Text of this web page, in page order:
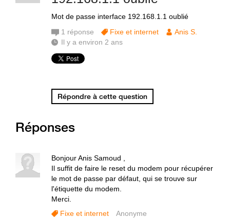
Mot de passe interface 192.168.1.1 oublié
1 réponse Fixe et internet
Anis S.
Il y a environ 2 ans
Répondre à cette question
Réponses
Bonjour Anis Samoud ,
Il suffit de faire le reset du modem pour récupérer
le mot de passe par défaut, qui se trouve sur
l'étiquette du modem.
Merci.
Fixe et internet
Anonyme